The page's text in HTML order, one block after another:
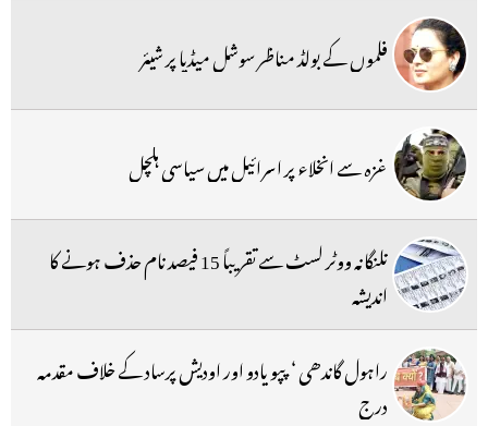
فلموں کے بولڈ مناظر سوشل میڈیا پر شیئر
غزہ سے انخلاء پر اسرائیل میں سیاسی ہلچل
تلنگانہ ووٹر لسٹ سے تقریباً 15 فیصد نام حذف ہونے کا
اندیشہ
راہول گاندھی ‘ پپو یادو اور اودیش پرساد کے خلاف مقدمہ
درج